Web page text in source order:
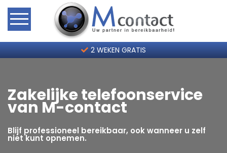
Home
Telefoonservice Tarieven
Contact
2 WEKEN GRATIS
Zakelijke telefoonservice
van M-contact
Blijf professioneel bereikbaar, ook wanneer u zelf
niet kunt opnemen.